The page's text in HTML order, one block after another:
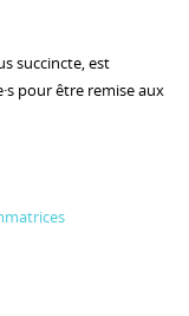
succincte, est
pour être remise aux